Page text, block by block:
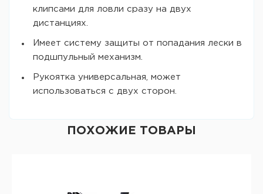
клипсами для ловли сразу на двух
дистанциях.
Имеет систему защиты от попадания лески в
подшпульный механизм.
Рукоятка универсальная, может
использоваться с двух сторон.
ПОХОЖИЕ ТОВАРЫ